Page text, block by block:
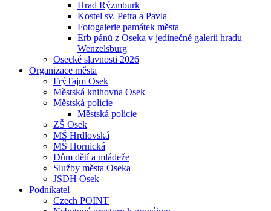
Hrad Rýzmburk
Kostel sv. Petra a Pavla
Fotogalerie památek města
Erb pánů z Oseka v jedinečné galerii hradu
Wenzelsburg
Osecké slavnosti 2026
Organizace města
FrýTajm Osek
Městská knihovna Osek
Městská policie
Městská policie
ZŠ Osek
MŠ Hrdlovská
MŠ Hornická
Dům dětí a mládeže
Služby města Oseka
JSDH Osek
Podnikatel
Czech POINT